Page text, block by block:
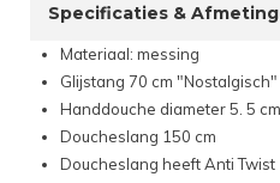
Specificaties &
Materiaal: messing
Glijstang 70 cm "Nostalgisch"
Handdouche diameter 5. 5 cm
Doucheslang 150 cm
Doucheslang heeft Anti Twist